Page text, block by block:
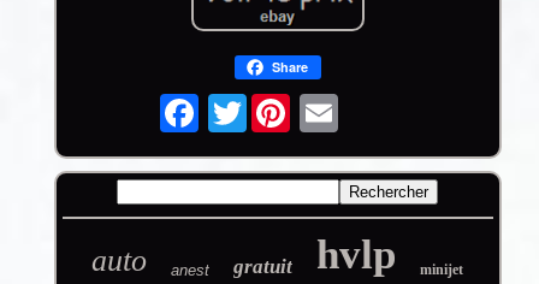
Share
Twitter
auto anest gratuit hvlp minijet